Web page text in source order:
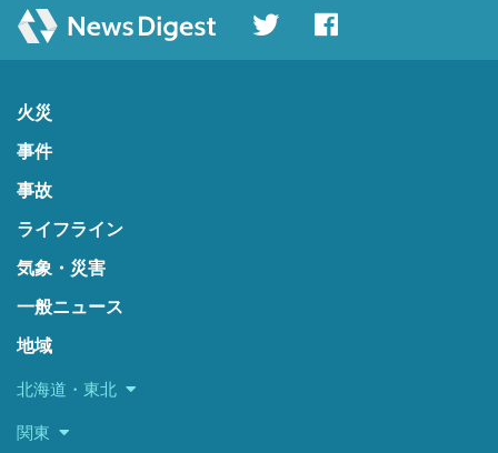
火災
事件
事故
ライフライン
気象・災害
一般ニュース
地域
北海道・東北
関東